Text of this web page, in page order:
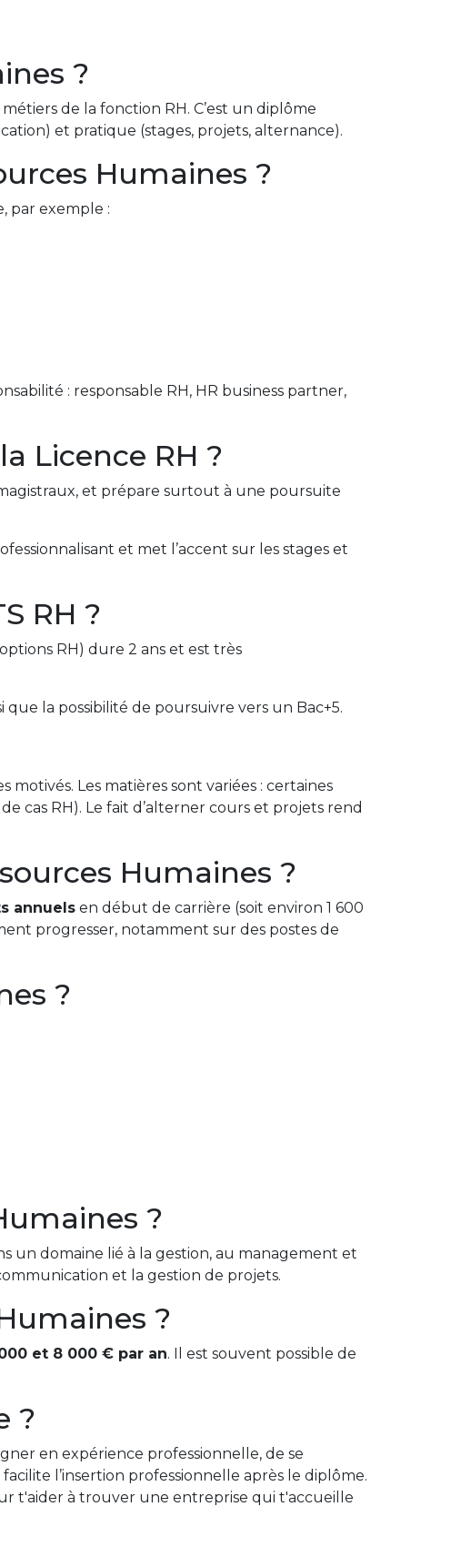
?
de la fonction RH. C’est un diplôme
et pratique (stages, projets, alternance).
Humaines ?
par exemple :
: responsable RH, HR business partner,
Licence RH ?
et prépare surtout à une poursuite
et met l’accent sur les stages et
RH ?
RH) dure 2 ans et est très
la possibilité de poursuivre vers un Bac+5.
motivés. Les matières sont variées : certaines
cas RH). Le fait d’alterner cours et projets rend
Humaines ?
annuels en début de carrière (soit environ 1 600
progresser, notamment sur des postes de
?
?
un domaine lié à la gestion, au management et
et la gestion de projets.
?
et 8 000 € par an. Il est souvent possible de
?
en expérience professionnelle, de se
l’insertion professionnelle après le diplôme.
t'aider à trouver une entreprise qui t'accueille